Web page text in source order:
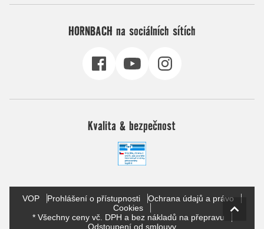
HORNBACH na sociálních sítích
Kvalita & bezpečnost
VOP Prohlášení o přístupnosti
Ochrana údajů a právo
Cookies
* Všechny ceny vč. DPH a bez nákladů na přepravu
Odstoupení od smlouvy